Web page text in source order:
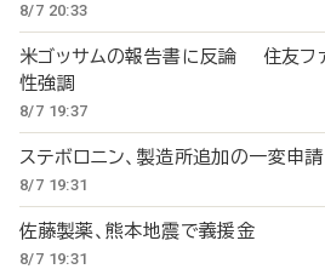
8/7 20:33
米ゴッサムの報告書に反論 住友フ
性強調
8/7 19:37
ステボロニン、製造所追加の一変申
8/7 19:31
佐藤製薬、熊本地震で義援金
8/7 19:31